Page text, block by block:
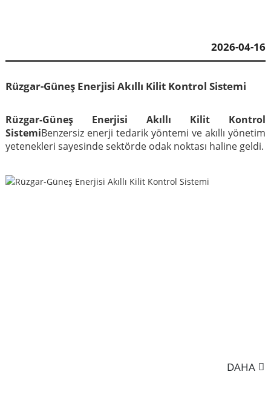
2026-04-16
Rüzgar-Güneş Enerjisi Akıllı Kilit Kontrol Sistemi
Rüzgar-Güneş Enerjisi Akıllı Kilit Kontrol
SistemiBenzersiz enerji tedarik yöntemi ve akıllı yönetim
yetenekleri sayesinde sektörde odak noktası haline geldi.
DAHA